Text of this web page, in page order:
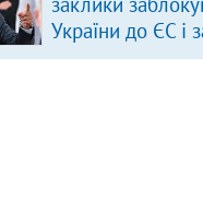
України до ЄС і
припинити